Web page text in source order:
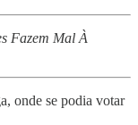
Fazem Mal À
onde se podia votar